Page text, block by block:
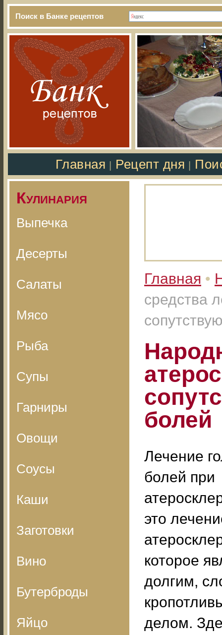
Поиск в Банке рецептов
Главная Рецепт дня
Кулинария
Выпечка
Десерты
Салаты
Мясо
Рыба
Супы
Гарниры
Овощи
Соусы
Каши
Заготовки
Вино
Бутерброды
Яйцо
Главная •
средства
болей
Лечение
болей при
это
которое
долгим,
делом.